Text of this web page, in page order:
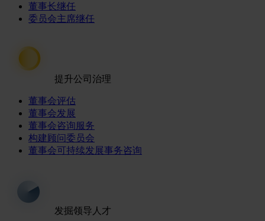
董事长继任
委员会主席继任
提升公司治理
董事会评估
董事会发展
董事会咨询服务
构建顾问委员会
董事会可持续发展事务咨询
发掘领导人才